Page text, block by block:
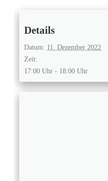
Details
Datum: 11. Dezember 2022
Zeit:
17:00 Uhr - 18:00 Uhr